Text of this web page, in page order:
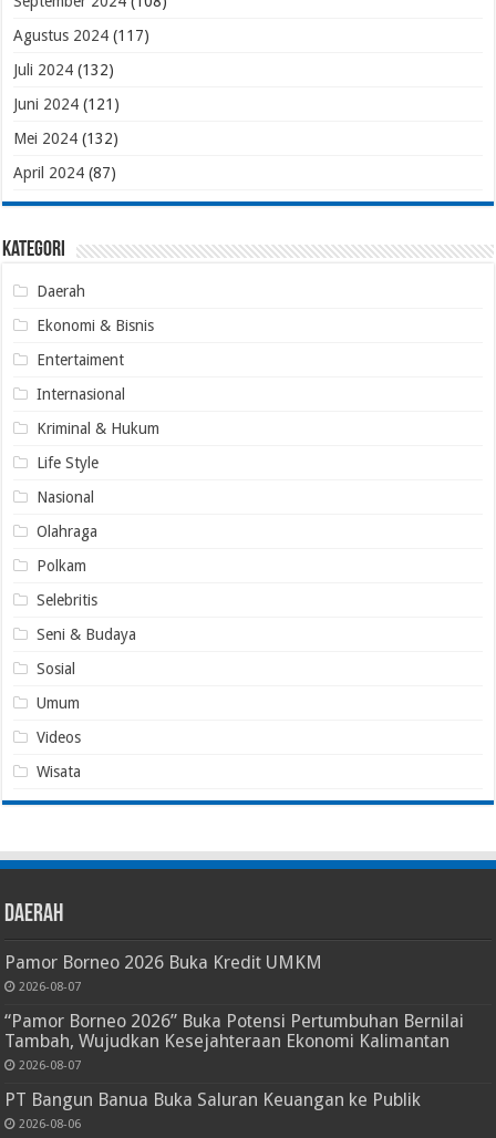
Agustus 2024 (117)
Juli 2024 (132)
Juni 2024 (121)
Mei 2024 (132)
April 2024 (87)
Kategori
Daerah
Ekonomi & Bisnis
Entertaiment
Internasional
Kriminal & Hukum
Life Style
Nasional
Olahraga
Polkam
Selebritis
Seni & Budaya
Sosial
Umum
Videos
Wisata
Daerah
Pamor Borneo 2026 Buka Kredit UMKM
2026-08-07
“Pamor Borneo 2026” Buka Potensi Pertumbuhan Bernilai
Tambah, Wujudkan Kesejahteraan Ekonomi Kalimantan
2026-08-07
PT Bangun Banua Buka Saluran Keuangan ke Publik
2026-08-06